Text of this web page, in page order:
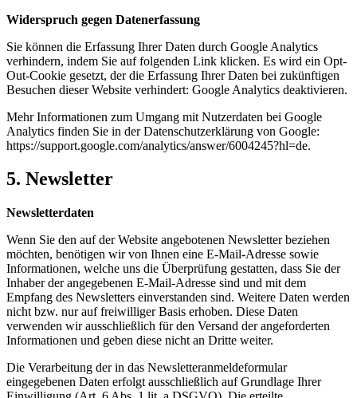
Widerspruch gegen Datenerfassung
Sie können die Erfassung Ihrer Daten durch Google Analytics
verhindern, indem Sie auf folgenden Link klicken. Es wird ein Opt-
Out-Cookie gesetzt, der die Erfassung Ihrer Daten bei zukünftigen
Besuchen dieser Website verhindert: Google Analytics deaktivieren.
Mehr Informationen zum Umgang mit Nutzerdaten bei Google
Analytics finden Sie in der Datenschutzerklärung von Google:
https://support.google.com/analytics/answer/6004245?hl=de.
5. Newsletter
Newsletterdaten
Wenn Sie den auf der Website angebotenen Newsletter beziehen
möchten, benötigen wir von Ihnen eine E-Mail-Adresse sowie
Informationen, welche uns die Überprüfung gestatten, dass Sie der
Inhaber der angegebenen E-Mail-Adresse sind und mit dem
Empfang des Newsletters einverstanden sind. Weitere Daten werden
nicht bzw. nur auf freiwilliger Basis erhoben. Diese Daten
verwenden wir ausschließlich für den Versand der angeforderten
Informationen und geben diese nicht an Dritte weiter.
Die Verarbeitung der in das Newsletteranmeldeformular
eingegebenen Daten erfolgt ausschließlich auf Grundlage Ihrer